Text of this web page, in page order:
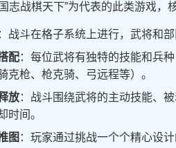
志战棋天下”为代表的此类游戏，
：战斗在格子系统上进行，武将和
配：每位武将有独特的技能和兵
克枪、枪克骑、弓远程等）。
放：战斗围绕武将的主动技能、
时间。
图 ：玩家通过挑战一个个精心设